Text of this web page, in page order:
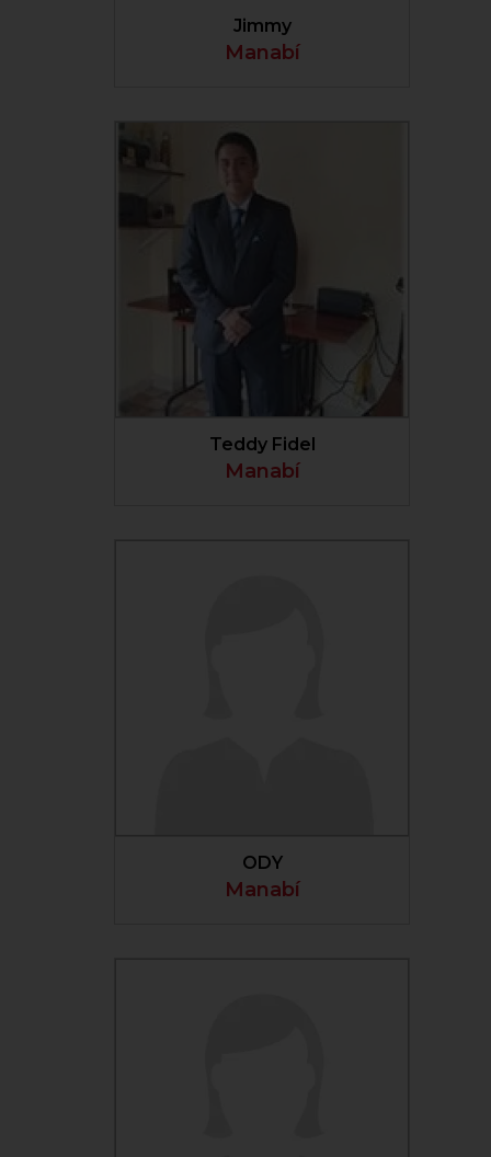
Jimmy
Manabí
Teddy Fidel
Manabí
ODY
Manabí